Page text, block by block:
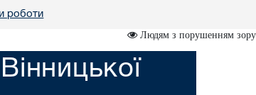
роботи
Людям з порушенням зору